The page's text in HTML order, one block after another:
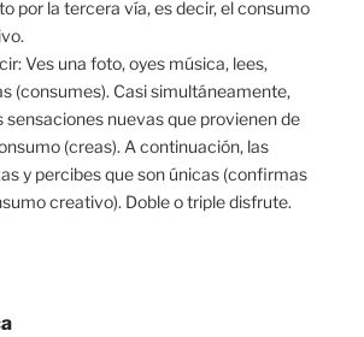
por la tercera vía, es decir, el consumo
Ves una foto, oyes música, lees,
(consumes). Casi simultáneamente,
sensaciones nuevas que provienen de
(creas). A continuación, las
y percibes que son únicas (confirmas
creativo). Doble o triple disfrute.